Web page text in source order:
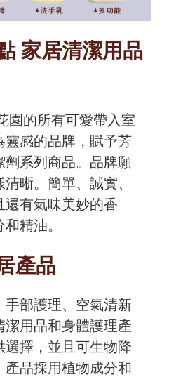
家居清潔用品
園的所有可愛帶入室
靈感的品牌，賦予芳
劑系列商品。品牌願
晰。簡單、誠實、
有氣味美妙的香
精油。
產品
手部護理、空氣清新
用品和身體護理產
選擇，並且可生物降
品採用植物成分和